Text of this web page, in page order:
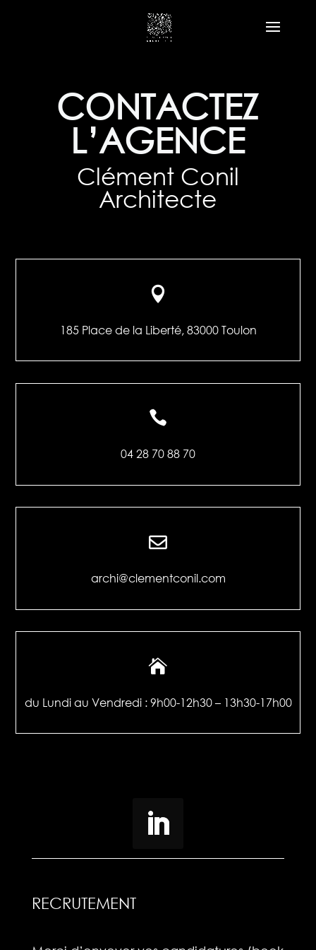
CONTACTEZ
L’AGENCE
Clément Conil
Architecte

185 Place de la Liberté, 83000 Toulon

04 28 70 88 70

archi@clementconil.com

du Lundi au Vendredi :9h00-12h30 – 13h30-17h00
RECRUTEMENT